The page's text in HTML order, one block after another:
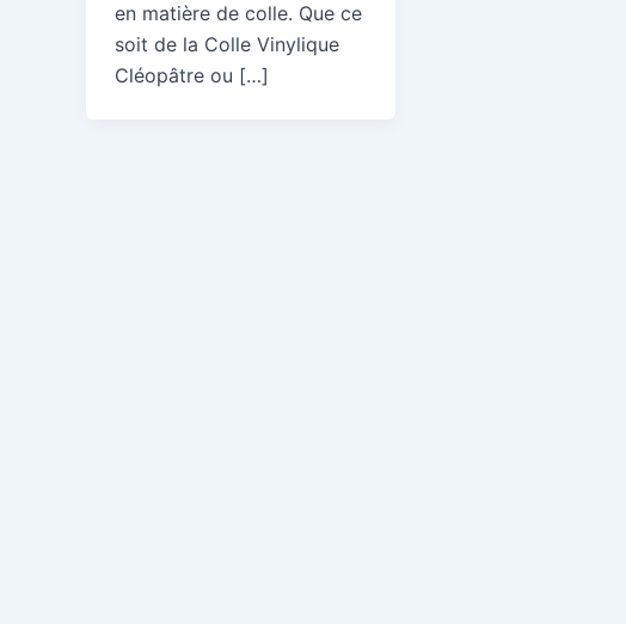
en matière de colle. Que ce
soit de la Colle Vinylique
Cléopâtre ou […]